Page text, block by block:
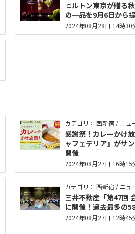
ヒルトン東京が贈る
の一品を9月6日から
2024年08月28日 14時30
カテゴリ： 西新宿 / ニュ
感謝祭！カレーかけ
ャフェテリア』がサ
開催
2024年08月27日 16時15
カテゴリ： 西新宿 / ニュ
三井不動産「第47回
に開催！過去最多の
2024年08月27日 12時45